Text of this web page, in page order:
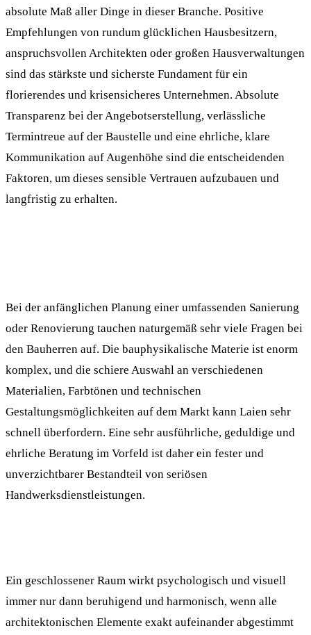
absolute Maß aller Dinge in dieser Branche. Positive
Empfehlungen von rundum glücklichen Hausbesitzern,
anspruchsvollen Architekten oder großen Hausverwaltungen
sind das stärkste und sicherste Fundament für ein
florierendes und krisensicheres Unternehmen. Absolute
Transparenz bei der Angebotserstellung, verlässliche
Termintreue auf der Baustelle und eine ehrliche, klare
Kommunikation auf Augenhöhe sind die entscheidenden
Faktoren, um dieses sensible Vertrauen aufzubauen und
langfristig zu erhalten.
Bei der anfänglichen Planung einer umfassenden Sanierung
oder Renovierung tauchen naturgemäß sehr viele Fragen bei
den Bauherren auf. Die bauphysikalische Materie ist enorm
komplex, und die schiere Auswahl an verschiedenen
Materialien, Farbtönen und technischen
Gestaltungsmöglichkeiten auf dem Markt kann Laien sehr
schnell überfordern. Eine sehr ausführliche, geduldige und
ehrliche Beratung im Vorfeld ist daher ein fester und
unverzichtbarer Bestandteil von seriösen
Handwerksdienstleistungen.
Ein geschlossener Raum wirkt psychologisch und visuell
immer nur dann beruhigend und harmonisch, wenn alle
architektonischen Elemente exakt aufeinander abgestimmt